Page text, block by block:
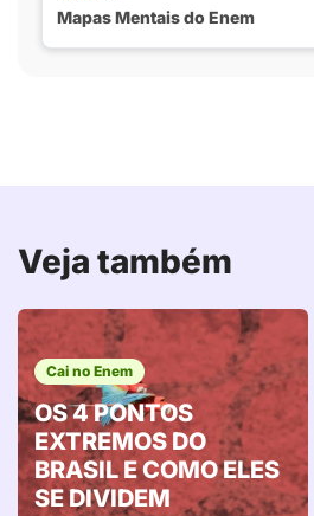
Mapas Mentais do Enem
Veja também
Cai no Enem
OS 4 PONTOS
EXTREMOS DO
BRASIL E COMO ELES
SE DIVIDEM